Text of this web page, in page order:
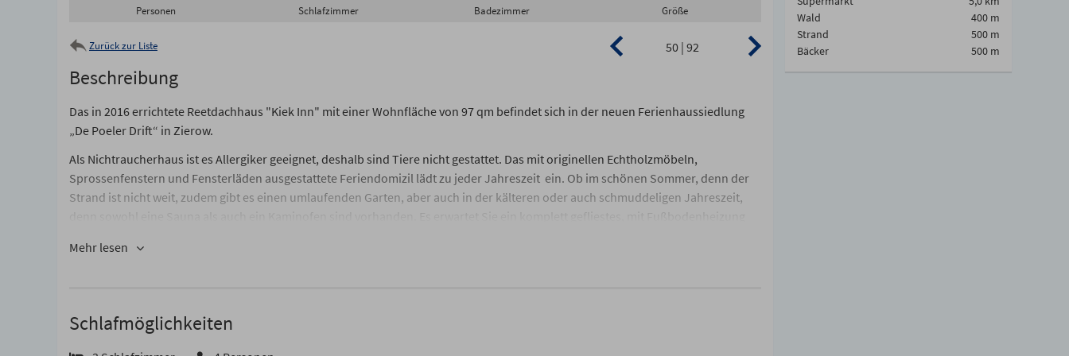
Personen Schlafzimmer Badezimmer Größe
Zurück zur Liste 50 | 92
Beschreibung
Das in 2016 errichtete Reetdachhaus "Kiek Inn" mit einer Wohnfläche von 97 qm befindet sich in der neuen Ferienhaussiedlung
„De Poeler Drift“ in Zierow.
Als Nichtraucherhaus ist es Allergiker geeignet, deshalb sind Tiere nicht gestattet. Das mit originellen Echtholzmöbeln,
Sprossenfenstern und Fensterläden ausgestattete Feriendomizil lädt zu jeder Jahreszeit ein. Ob im schönen Sommer, denn der
Strand ist nicht weit, zudem gibt es einen umlaufenden Garten, aber auch in der kälteren oder auch schmuddeligen Jahreszeit,
einem großen Wohn-/Essbereich mit offener Küche und bietet ausreichend Platz für die ganze Familie. Die integrierte Küche ist
Spiele zur Verfügung. Im Wohnbereich steht der Kaminofen, der wohlige Wärme in der kalten Jahreszeit schenkt. Kaminholz ist
mitzubringen. Der Essbereich im Wohnzimmer bietet Platz für 4 Personen. Weiterhin befinden sich im EG ein Tageslicht-Gäste-WC,
Mehr lesen
Schlafmöglichkeiten
Wald
400 m
Strand
500 m
Bäcker
500 m